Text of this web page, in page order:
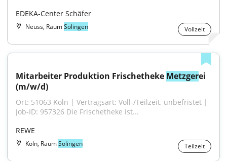
EDEKA-Center Schäfer
Neuss, RaumSolingen Vollzeit
Mitarbeiter Produktion Frischetheke Metzgerei
(m/w/d)
Ort: 51063 Köln | Vertragsart: Voll-/Teilzeit, unbefristet |
Job-ID: 957326 Die Frischetheke ist...
REWE
Köln, RaumSolingen Teilzeit